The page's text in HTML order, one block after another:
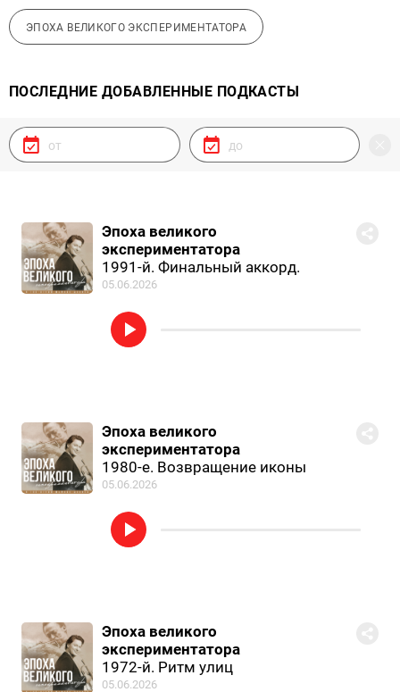
ЭПОХА ВЕЛИКОГО ЭКСПЕРИМЕНТАТОРА
ПОСЛЕДНИЕ ДОБАВЛЕННЫЕ ПОДКАСТЫ
Эпоха великого
экспериментатора
1991-й. Финальный аккорд.
05.06.2026
Эпоха великого
экспериментатора
1980-е. Возвращение иконы
05.06.2026
Эпоха великого
экспериментатора
1972-й. Ритм улиц
05.06.2026